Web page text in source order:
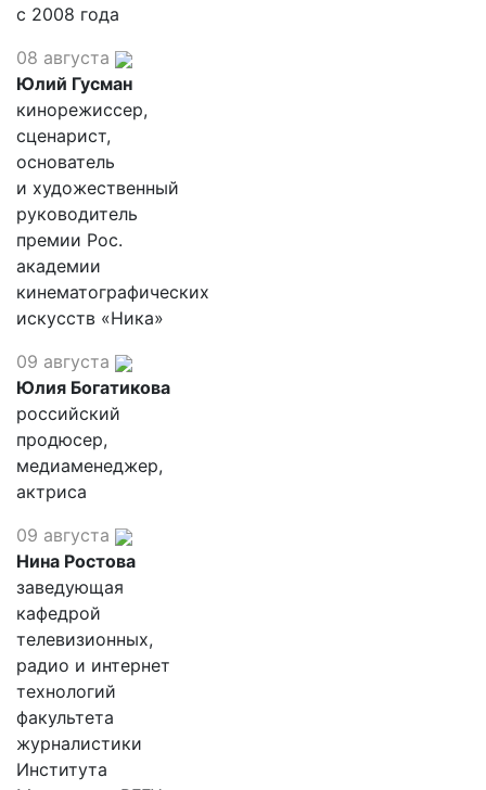
с 2008 года
08 августа
Юлий Гусман
кинорежиссер,
сценарист,
основатель
и художественный
руководитель
премии Рос.
академии
кинематографических
искусств «Ника»
09 августа
Юлия Богатикова
российский
продюсер,
медиаменеджер,
актриса
09 августа
Нина Ростова
заведующая
кафедрой
телевизионных,
радио и интернет
технологий
факультета
журналистики
Института